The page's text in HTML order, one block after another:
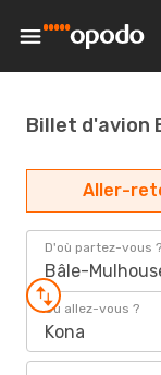
Billet d'avion
Aller-
D'où partez-vous ?
Bâle-
Où allez-vous ?
Kona